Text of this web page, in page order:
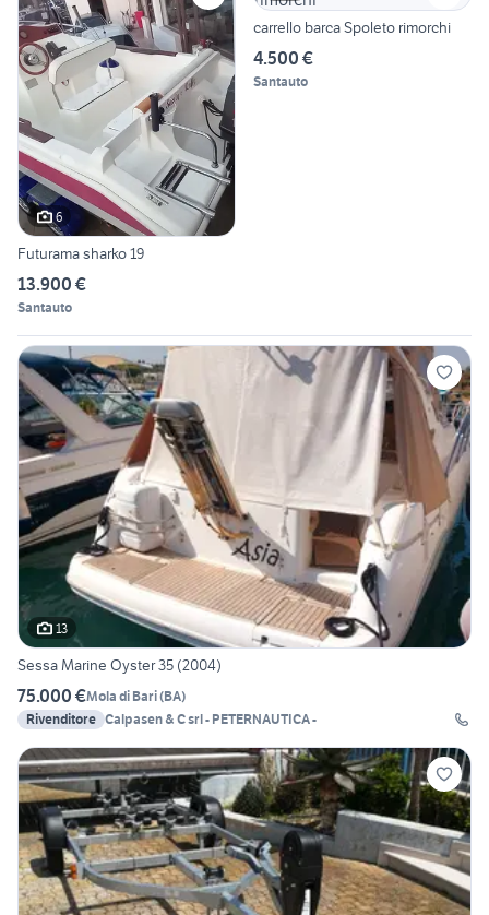
6
Futurama sharko 19
13.900 €
Santauto
carrello barca Spoleto rimorchi
4.500 €
Santauto
13
Sessa Marine Oyster 35 (2004)
75.000 €Mola di Bari(BA)
Rivenditore Calpasen & C srl - PETERNAUTICA -